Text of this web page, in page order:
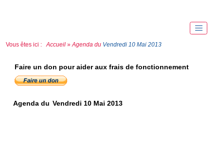
Vous êtes ici : Accueil » Agenda du Vendredi 10 Mai 2013
Faire un don pour aider aux frais de fonctionnement
Agenda du Vendredi 10 Mai 2013